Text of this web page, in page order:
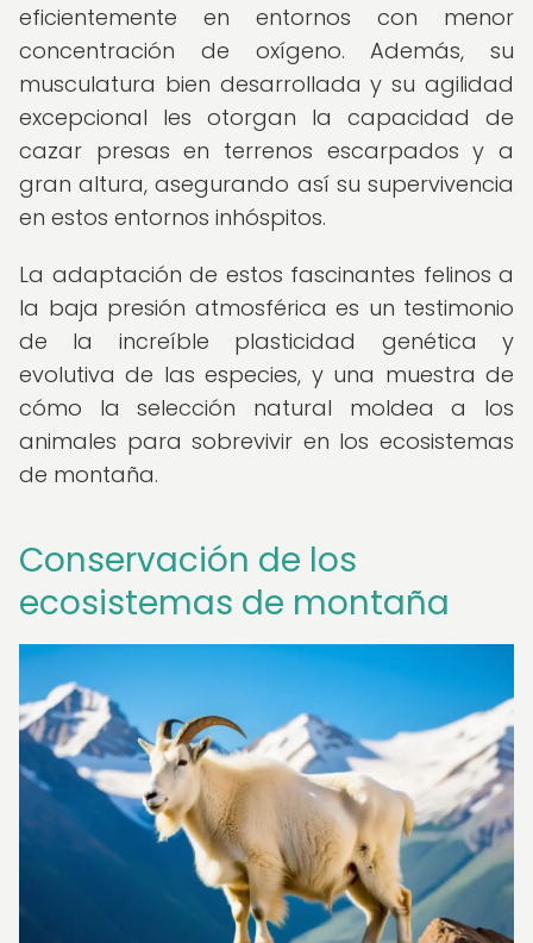
eficientemente en entornos con menor
concentración de oxígeno. Además, su
musculatura bien desarrollada y su agilidad
excepcional les otorgan la capacidad de
cazar presas en terrenos escarpados y a
gran altura, asegurando así su supervivencia
en estos entornos inhóspitos.
La adaptación de estos fascinantes felinos a
la baja presión atmosférica es un testimonio
de la increíble plasticidad genética y
evolutiva de las especies, y una muestra de
cómo la selección natural moldea a los
animales para sobrevivir en los ecosistemas
de montaña.
Conservación de los
ecosistemas de montaña